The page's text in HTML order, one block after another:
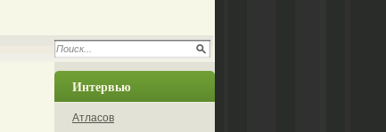
Интервью
Атласов